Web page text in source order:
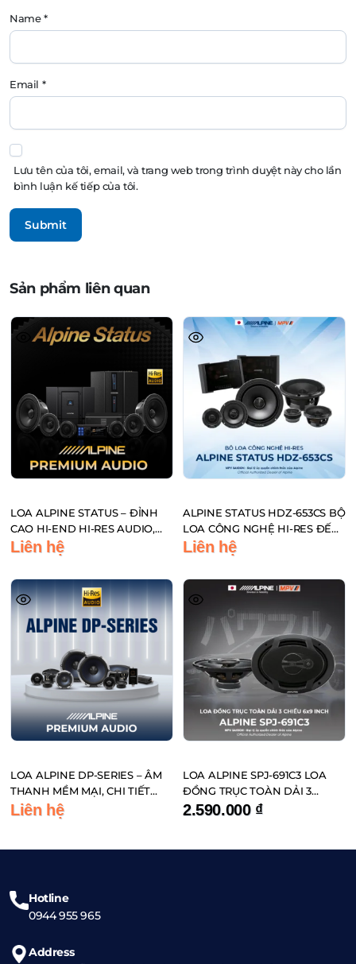
Name*
Email *
Lưu tên của tôi, email, và trang web trong trình duyệt này cho lần
bình luận kế tiếp của tôi.
Sản phẩm liên quan
LOA ALPINE STATUS – ĐỈNH
CAO HI-END HI-RES AUDIO,
CHUẨN PHÒNG THU TRÊN XE
Liên hệ
ALPINE STATUS HDZ-653CS BỘ
LOA CÔNG NGHỆ HI-RES ĐẾN
TỪ NHẬT BẢN
Liên hệ
LOA ALPINE DP-SERIES – ÂM
THANH MỀM MẠI, CHI TIẾT
CHO NGƯỜI YÊU NHẠC TRỮ
TÌNH VÀ BOLERO
Liên hệ
LOA ALPINE SPJ-691C3 LOA
ĐỒNG TRỤC TOÀN DẢI 3
CHIỀU 6×9 INCH
2.590.000 ₫
Hotline
0944 955 965
Address